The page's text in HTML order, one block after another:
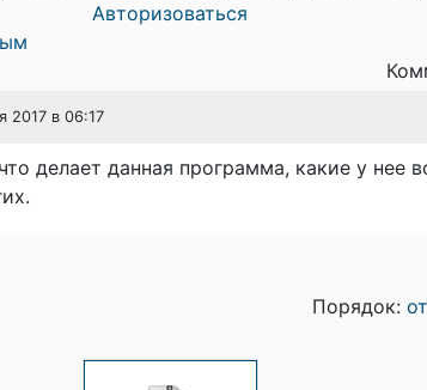
Авторизоваться
2017 в 06:17
делает данная программа, какие у нее
Порядок: